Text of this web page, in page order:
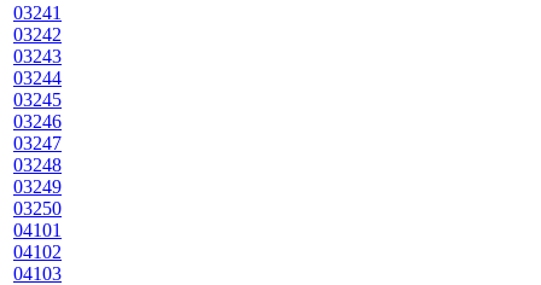
03241
03242
03243
03244
03245
03246
03247
03248
03249
03250
04101
04102
04103